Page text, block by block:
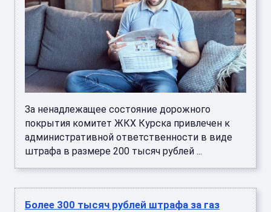
За ненадлежащее состояние дорожного
покрытия комитет ЖКХ Курска привлечен к
административной ответственности в виде
штрафа в размере 200 тысяч рублей ...
Более 300 тысяч рублей штрафа за газ